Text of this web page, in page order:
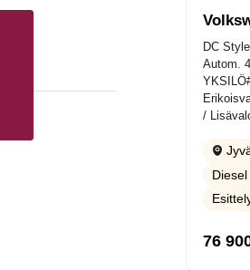
DC
Autom.
/
Diesel
76